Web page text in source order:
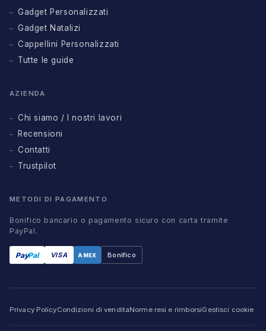
Gadget Personalizzati
Gadget Natalizi
Cappellini Personalizzati
Tutte le guide
AZIENDA
Chi siamo / I nostri lavori
Recensioni
Contatti
Trustpilot
METODI DI PAGAMENTO
Bonifico bancario o pagamento sicuro con carta tramite
PayPal.
PayPal VISA AMEX Bonifico
Privacy PolicyCondizioni di venditaNorme resi e rimborsiGestisci cookie